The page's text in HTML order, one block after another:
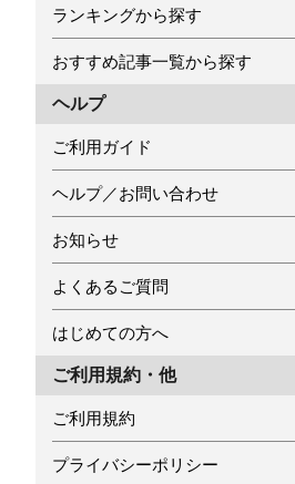
ランキングから探す
おすすめ記事一覧から探す
ヘルプ
ご利用ガイド
ヘルプ／お問い合わせ
お知らせ
よくあるご質問
はじめての方へ
ご利用規約・他
ご利用規約
プライバシーポリシー